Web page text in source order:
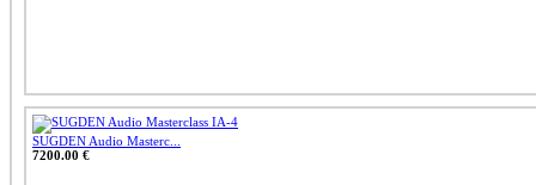
SUGDEN Audio Masterc...
7200.00 €